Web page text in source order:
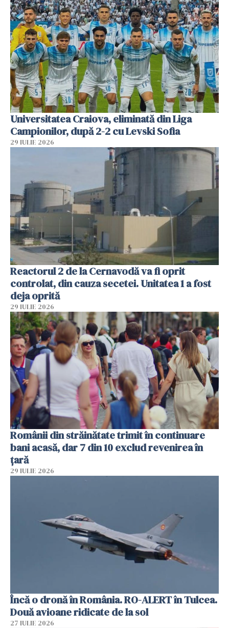
Universitatea Craiova, eliminată din Liga
Campionilor, după 2-2 cu Levski Sofia
29 IULIE 2026
Reactorul 2 de la Cernavodă va fi oprit
controlat, din cauza secetei. Unitatea 1 a fost
deja oprită
29 IULIE 2026
Românii din străinătate trimit în continuare
bani acasă, dar 7 din 10 exclud revenirea în
țară
29 IULIE 2026
Încă o dronă în România. RO-ALERT în Tulcea.
Două avioane ridicate de la sol
27 IULIE 2026